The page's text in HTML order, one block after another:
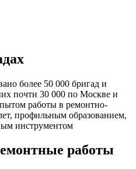
более 50 000 бригад и
почти 30 000 по Москве и
работы в ремонтно-
профильным образованием,
инструментом
работы